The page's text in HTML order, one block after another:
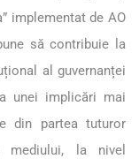
implementat de AO
să contribuie la
al guvernanței
unei implicări mai
din partea tuturor
mediului, la nivel